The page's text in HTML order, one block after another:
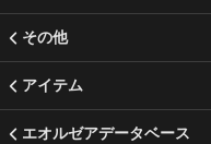
その他
アイテム
エオルゼアデータベース